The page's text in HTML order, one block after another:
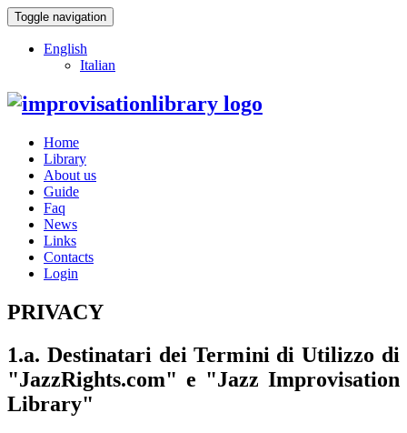
Toggle navigation
English
Italian
Home
Library
About us
Guide
Faq
News
Links
Contacts
Login
PRIVACY
1.a. Destinatari dei Termini di Utilizzo di
"JazzRights.com" e "Jazz Improvisation
Library"